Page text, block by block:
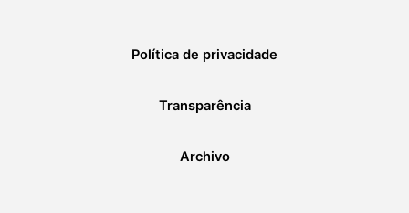
Política de privacidade
Transparência
Archivo